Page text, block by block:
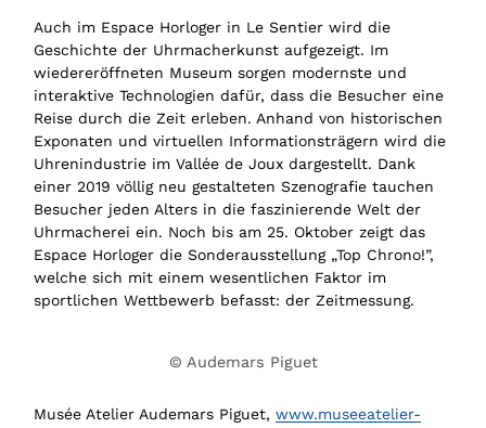
Auch im Espace Horloger in Le Sentier wird die
Geschichte der Uhrmacherkunst aufgezeigt. Im
wiedereröffneten Museum sorgen modernste und
interaktive Technologien dafür, dass die Besucher eine
Reise durch die Zeit erleben. Anhand von historischen
Exponaten und virtuellen Informationsträgern wird die
Uhrenindustrie im Vallée de Joux dargestellt. Dank
einer 2019 völlig neu gestalteten Szenografie tauchen
Besucher jeden Alters in die faszinierende Welt der
Uhrmacherei ein. Noch bis am 25. Oktober zeigt das
Espace Horloger die Sonderausstellung „Top Chrono!”,
welche sich mit einem wesentlichen Faktor im
sportlichen Wettbewerb befasst: der Zeitmessung.
© Audemars Piguet
Musée Atelier Audemars Piguet, www.museeatelier-